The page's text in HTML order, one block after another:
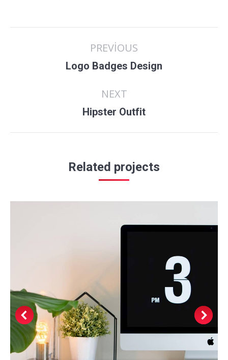
navigation
PREVIOUS
Previous
Logo Badges Design
NEXT
Next
Hipster Outfit
Related projects